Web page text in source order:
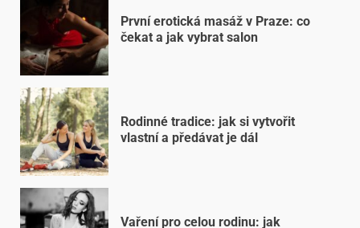
První erotická masáž v Praze: co
čekat a jak vybrat salon
Rodinné tradice: jak si vytvořit
vlastní a předávat je dál
Vaření pro celou rodinu: jak